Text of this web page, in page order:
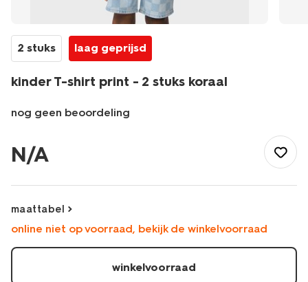
2 stuks laag geprijsd
kinder T-shirt print - 2 stuks koraal
nog geen beoordeling
shirts-
overhemden/kinder-
shirt-
print-
-2-
stuks-
30717005CORAL.html
N/A
maattabel
online niet op voorraad, bekijk de winkelvoorraad
winkelvoorraad